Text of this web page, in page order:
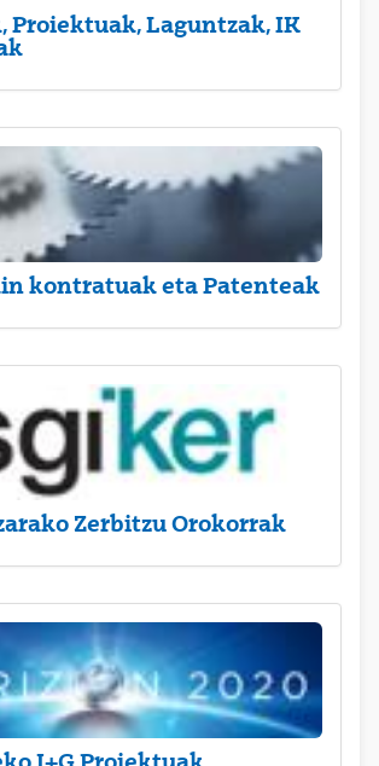
Proiektuak, Laguntzak, IK
kontratuak eta Patenteak
Zerbitzu Orokorrak